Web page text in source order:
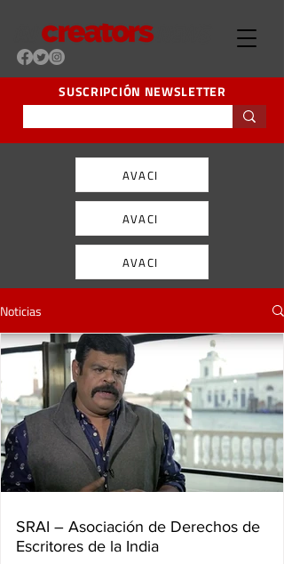
SUSCRIPCIÓN NEWSLETTER
AVACI
AVACI
AVACI
Noticias
SRAI – Asociación de Derechos de
Escritores de la India